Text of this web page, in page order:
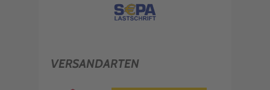
VERSANDARTEN